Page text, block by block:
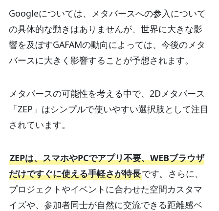
Googleについては、メタバースへの参入について
の具体的な動きはありませんが、世界に大きな影
響を及ぼすGAFAMの動向によっては、今後のメタ
バースに大きく影響することが予想されます。
メタバースの可能性を考える中で、2Dメタバース
「ZEP」はシンプルで使いやすい選択肢として注目
されています。
ZEPは、スマホやPCでアプリ不要、WEBブラウザ
だけですぐに使える手軽さが特長です。さらに、
プロジェクトやイベントに合わせた空間カスタマ
イズや、参加者同士が自然に交流できる距離感ベ